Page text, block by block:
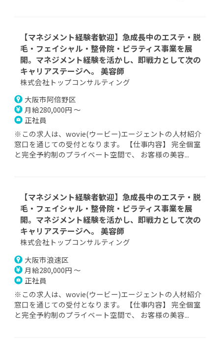
【マネジメント経験者歓迎】急成長中のエステ・脱
毛・フェイシャル・整骨院・ピラティス事業を展
開。マネジメント経験を活かし、即戦力として次の
キャリアステージへ。 美容師
株式会社トップコンサルティング
大阪市阿倍野区
月給280,000円 ～
正社員
※この求人は、wovie(ウービー)エージェントの人材紹介
窓口を通じての受付となります。 【仕事内容】 完全個室
と完全予約制のプライベート空間で、 お客様の美容...
【マネジメント経験者歓迎】急成長中のエステ・脱
毛・フェイシャル・整骨院・ピラティス事業を展
開。マネジメント経験を活かし、即戦力として次の
キャリアステージへ。 美容師
株式会社トップコンサルティング
大阪市浪速区
月給280,000円 ～
正社員
※この求人は、wovie(ウービー)エージェントの人材紹介
窓口を通じての受付となります。 【仕事内容】 完全個室
と完全予約制のプライベート空間で、 お客様の美容...